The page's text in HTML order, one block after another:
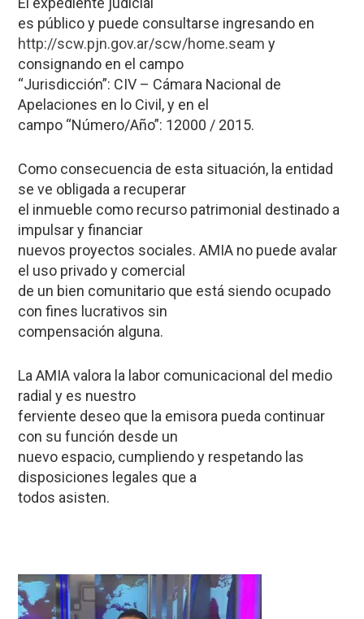
es público y puede consultarse ingresando en
http://scw.pjn.gov.ar/scw/home.seam y
consignando en el campo
“Jurisdicción”: CIV – Cámara Nacional de
Apelaciones en lo Civil, y en el
campo “Número/Año”: 12000 / 2015.
Como consecuencia de esta situación, la entidad
se ve obligada a recuperar
el inmueble como recurso patrimonial destinado a
impulsar y financiar
nuevos proyectos sociales. AMIA no puede avalar
el uso privado y comercial
de un bien comunitario que está siendo ocupado
con fines lucrativos sin
compensación alguna.
La AMIA valora la labor comunicacional del medio
radial y es nuestro
ferviente deseo que la emisora pueda continuar
con su función desde un
nuevo espacio, cumpliendo y respetando las
disposiciones legales que a
todos asisten.